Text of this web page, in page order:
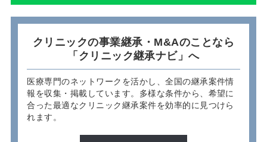
クリニックの事業継承・M&Aのことなら
「クリニック継承ナビ」へ
医療専門のネットワークを活かし、全国の継承案件情
報を収集・掲載しています。多様な条件から、希望に
合った最適なクリニック継承案件を効率的に見つけら
れます。